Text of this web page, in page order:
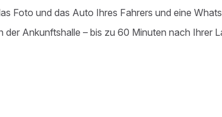
Foto und das Auto Ihres Fahrers und eine
der Ankunftshalle – bis zu 60 Minuten nach Ihrer